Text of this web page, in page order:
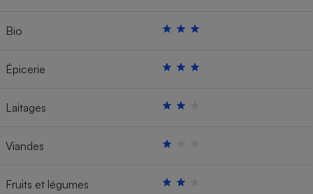
Bio
Épicerie
Laitages
Viandes
Fruits et légumes